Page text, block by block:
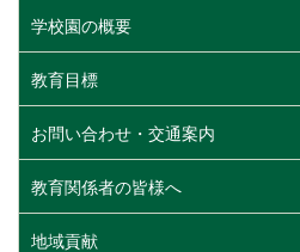
学校園の概要
教育目標
お問い合わせ・交通案内
教育関係者の皆様へ
地域貢献